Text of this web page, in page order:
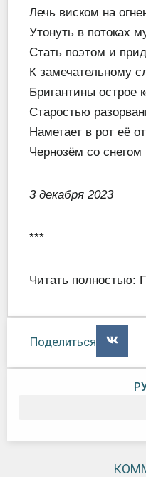
Лечь виском на
Утонуть в потоках
Стать поэтом и
К замечательному
Бригантины острое
Старостью
Наметает в рот её
Чернозём со
3 декабря 2023
***
Читать полностью:
Поделиться